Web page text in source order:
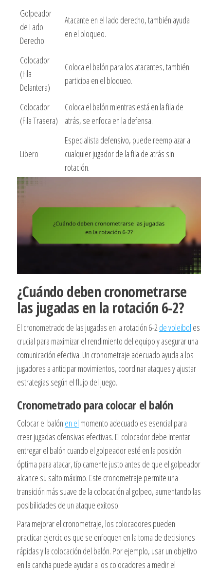
Golpeador
de Lado
Derecho
Atacante en el lado derecho, también ayuda
en el bloqueo.
Colocador
(Fila
Delantera)
Coloca el balón para los atacantes, también
participa en el bloqueo.
Colocador
(Fila Trasera)
Coloca el balón mientras está en la fila de
atrás, se enfoca en la defensa.
Libero
Especialista defensivo, puede reemplazar a
cualquier jugador de la fila de atrás sin
rotación.
¿Cuándo deben cronometrarse
las jugadas en la rotación 6-2?
El cronometrado de las jugadas en la rotación 6-2de voleibol es
crucial para maximizar el rendimiento del equipo y asegurar una
comunicación efectiva. Un cronometraje adecuado ayuda a los
jugadores a anticipar movimientos, coordinar ataques y ajustar
estrategias según el flujo del juego.
Cronometrado para colocar el balón
Colocar el balón en el momento adecuado es esencial para
crear jugadas ofensivas efectivas. El colocador debe intentar
entregar el balón cuando el golpeador esté en la posición
óptima para atacar, típicamente justo antes de que el golpeador
alcance su salto máximo. Este cronometraje permite una
transición más suave de la colocación al golpeo, aumentando las
posibilidades de un ataque exitoso.
Para mejorar el cronometraje, los colocadores pueden
practicar ejercicios que se enfoquen en la toma de decisiones
rápidas y la colocación del balón. Por ejemplo, usar un objetivo
en la cancha puede ayudar a los colocadores a medir el